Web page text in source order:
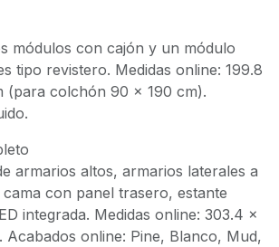
módulos con cajón y un módulo
tipo revistero. Medidas online: 199.8
(para colchón 90 x 190 cm).
armarios altos, armarios laterales a
con panel trasero, estante
integrada. Medidas online: 303.4 x
Acabados online: Pine, Blanco, Mud,